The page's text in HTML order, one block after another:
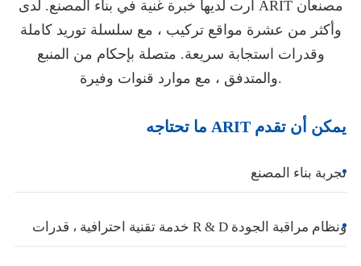
أرت لديها خبرة غنية في بناء المصنع. لدى ARIT مصنعان
وأكثر من عشرة مواقع تركيب ، مع سلسلة توريد كاملة
وقدرات استجابة سريعة. متصلة بإحكام من المنبع
والمتدفق ، مع موارد قنوات وفيرة.
ما تحتاجه ARIT يمكن أن تقدم
تجربة بناء المصنع
خدمة تقنية احترافية ، قدرات R & D ونظام مراقبة الجودة